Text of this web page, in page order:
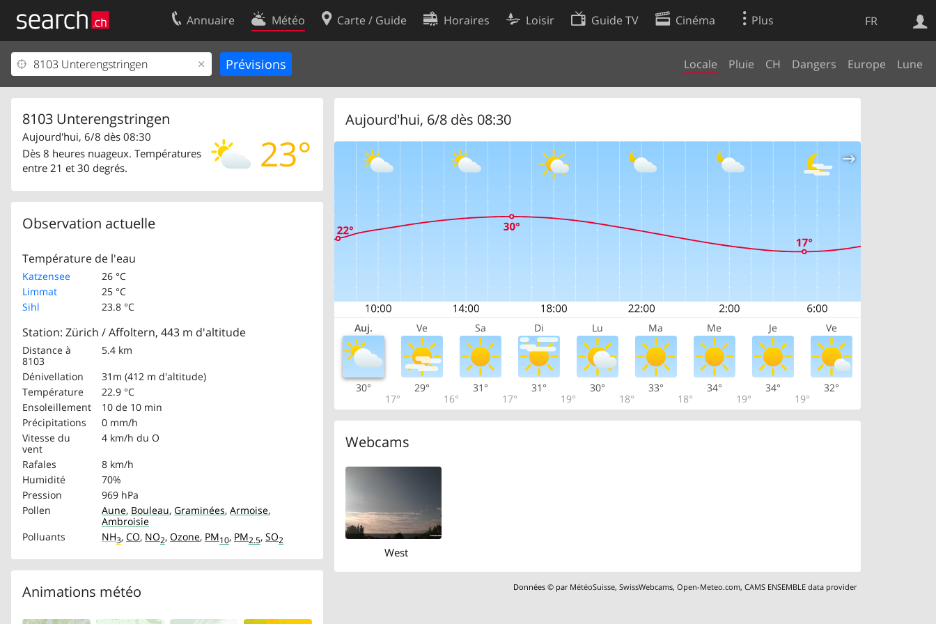
FR
Annuaire Météo Carte / Guide Horaires Loisir Guide TV Cinéma Plus
Locale Pluie CH Dangers Europe Lune
8103 Unterengstringen
23°
Aujourd'hui, 6/8 dès 08:30
Dès 8 heures nuageux. Températures
entre 21 et 30 degrés.
Observation actuelle
Température de l'eau
Katzensee
26 °C
Limmat
25 °C
Sihl
23.8 °C
Station: Zürich / Affoltern, 443 m d'altitude
Distance à
8103
5.4 km
Dénivellation
31m (412 m d'altitude)
Température
22.9 °C
Ensoleillement
10 de 10 min
Précipitations
0 mm/h
Vitesse du
vent
4 km/h du O
Rafales
8 km/h
Humidité
70%
Pression
969 hPa
Pollen
Aune, Bouleau, Graminées, Armoise,
Ambroisie
Polluants
NH3, CO, NO2, Ozone, PM10, PM2.5, SO2
Animations météo
Aujourd'hui, 6/8 dès 08:30
Auj. Ve Sa Di Lu Ma Me Je Ve
30°
17°
29°
16°
31°
17°
31°
19°
30°
18°
33°
18°
34°
19°
34°
19°
32°
Webcams
West
Données © par MétéoSuisse,SwissWebcams,Open-Meteo.com,CAMS ENSEMBLE data provider
Web
Votre inscription
Centre clients
Contact
Conditions d’utilisation
Préférences de cookies